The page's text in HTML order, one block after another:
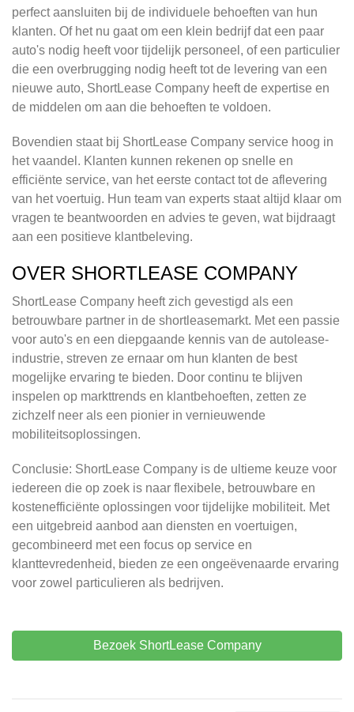
perfect aansluiten bij de individuele behoeften van hun
klanten. Of het nu gaat om een klein bedrijf dat een paar
auto's nodig heeft voor tijdelijk personeel, of een particulier
die een overbrugging nodig heeft tot de levering van een
nieuwe auto, ShortLease Company heeft de expertise en
de middelen om aan die behoeften te voldoen.
Bovendien staat bij ShortLease Company service hoog in
het vaandel. Klanten kunnen rekenen op snelle en
efficiënte service, van het eerste contact tot de aflevering
van het voertuig. Hun team van experts staat altijd klaar om
vragen te beantwoorden en advies te geven, wat bijdraagt
aan een positieve klantbeleving.
OVER SHORTLEASE COMPANY
ShortLease Company heeft zich gevestigd als een
betrouwbare partner in de shortleasemarkt. Met een passie
voor auto's en een diepgaande kennis van de autolease-
industrie, streven ze ernaar om hun klanten de best
mogelijke ervaring te bieden. Door continu te blijven
inspelen op markttrends en klantbehoeften, zetten ze
zichzelf neer als een pionier in vernieuwende
mobiliteitsoplossingen.
Conclusie: ShortLease Company is de ultieme keuze voor
iedereen die op zoek is naar flexibele, betrouwbare en
kostenefficiënte oplossingen voor tijdelijke mobiliteit. Met
een uitgebreid aanbod aan diensten en voertuigen,
gecombineerd met een focus op service en
klanttevredenheid, bieden ze een ongeëvenaarde ervaring
voor zowel particulieren als bedrijven.
Bezoek ShortLease Company